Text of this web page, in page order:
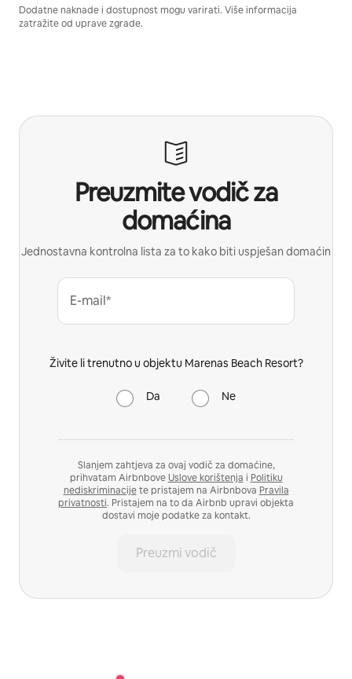
Dodatne naknade i dostupnost mogu varirati. Više informacija
zatražite od uprave zgrade.
Preuzmite vodič za
domaćina
Jednostavna kontrolna lista za to kako biti uspješan domaćin
E-mail*
Živite li trenutno u objektu Marenas Beach Resort?
Da Ne
Slanjem zahtjeva za ovaj vodič za domaćine,
prihvatam AirbnboveUslove korištenja i Politiku
nediskriminacijete pristajem na Airbnbova Pravila
privatnosti. Pristajem na to da Airbnb upravi objekta
dostavi moje podatke za kontakt.
Preuzmi vodič